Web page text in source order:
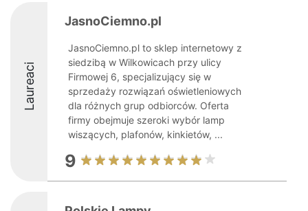
Laureaci
JasnoCiemno.pl
JasnoCiemno.pl to sklep internetowy z
siedzibą w Wilkowicach przy ulicy
Firmowej 6, specjalizujący się w
sprzedaży rozwiązań oświetleniowych
dla różnych grup odbiorców. Oferta
firmy obejmuje szeroki wybór lamp
wiszących, plafonów, kinkietów, ...
9